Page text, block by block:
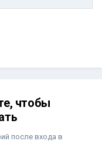
чтобы
после входа в